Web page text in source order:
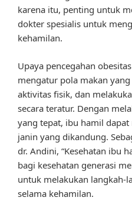
karena itu, penting untuk
dokter spesialis untuk
kehamilan.
Upaya pencegahan
mengatur pola makan
aktivitas fisik, dan
secara teratur. Dengan
yang tepat, ibu hamil
janin yang dikandung.
dr. Andini, “Kesehatan ibu
bagi kesehatan generasi
untuk melakukan langkah-
selama kehamilan.